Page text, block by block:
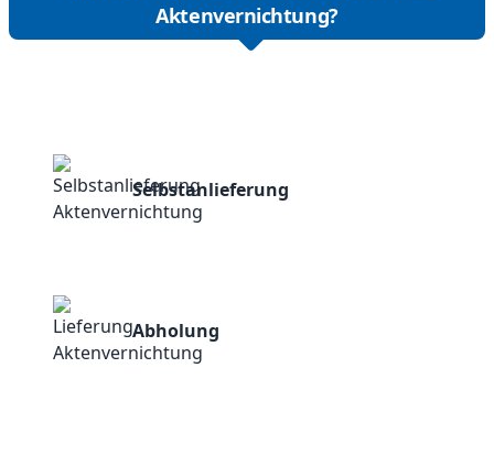
Aktenvernichtung?
Selbstanlieferung
Abholung